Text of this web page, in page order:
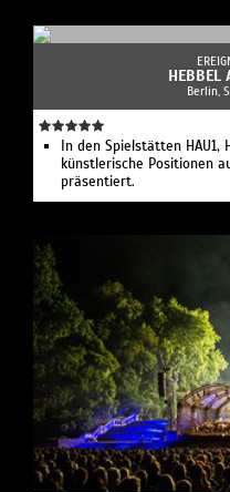
HEBBEL
Berlin,
In den Spielstätten HAU1,
künstlerische Positionen
präsentiert.